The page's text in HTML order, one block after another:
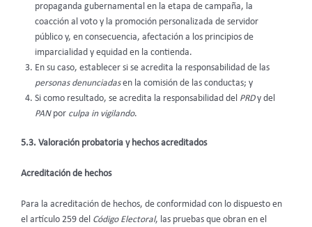
propaganda gubernamental en la etapa de campaña, la
coacción al voto y la promoción personalizada de servidor
público y, en consecuencia, afectación a los principios de
imparcialidad y equidad en la contienda.
En su caso, establecer si se acredita la responsabilidad de las
personas denunciadasen la comisión de las conductas; y
Si como resultado, se acredita la responsabilidad del PRDy del
PAN por culpa in vigilando.
5.3. Valoración probatoria y hechos acreditados
Acreditación de hechos
Para la acreditación de hechos, de conformidad con lo dispuesto en
el artículo 259 del Código Electoral, las pruebas que obran en el